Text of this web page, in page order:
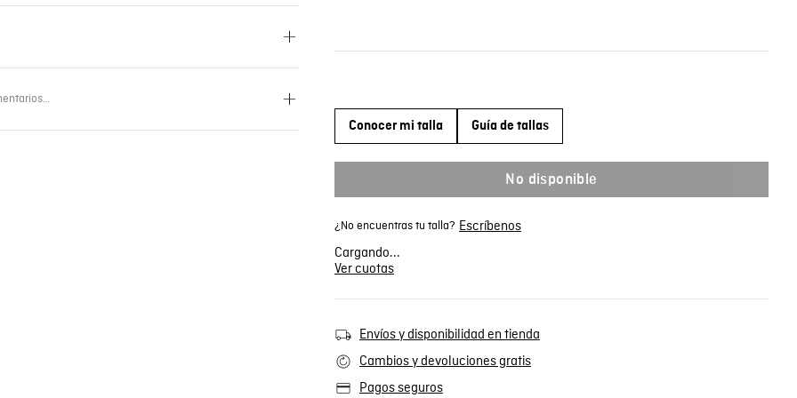
Conocer mi talla Guía de tallas
No disponible
¿No encuentras tu talla? Escríbenos
Cargando...
Ver cuotas
Envíos y disponibilidad en tienda
Cambios y devoluciones gratis
Pagos seguros